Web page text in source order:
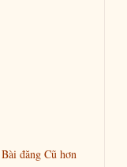
Bài đăng Cũ hơn